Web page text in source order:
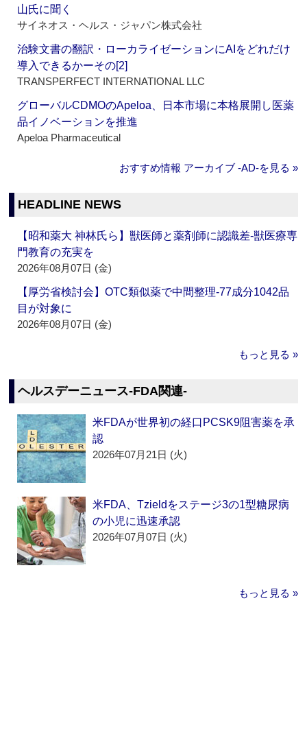
山氏に聞く
サイネオス・ヘルス・ジャパン株式会社
治験文書の翻訳・ローカライゼーションにAIをどれだけ
導入できるかーその[2]
TRANSPERFECT INTERNATIONAL LLC
グローバルCDMOのApeloa、日本市場に本格展開し医薬
品イノベーションを推進
Apeloa Pharmaceutical
おすすめ情報 アーカイブ ‐AD‐を見る »
HEADLINE NEWS
【昭和薬大 神林氏ら】獣医師と薬剤師に認識差‐獣医療専
門教育の充実を
2026年08月07日 (金)
【厚労省検討会】OTC類似薬で中間整理‐77成分1042品
目が対象に
2026年08月07日 (金)
もっと見る »
ヘルスデーニュース‐FDA関連‐
米FDAが世界初の経口PCSK9阻害薬を承
認
2026年07月21日 (火)
米FDA、Tzieldをステージ3の1型糖尿病
の小児に迅速承認
2026年07月07日 (火)
もっと見る »